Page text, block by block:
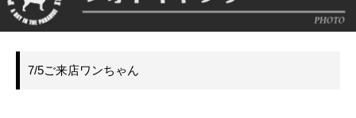
7/5ご来店ワンちゃん